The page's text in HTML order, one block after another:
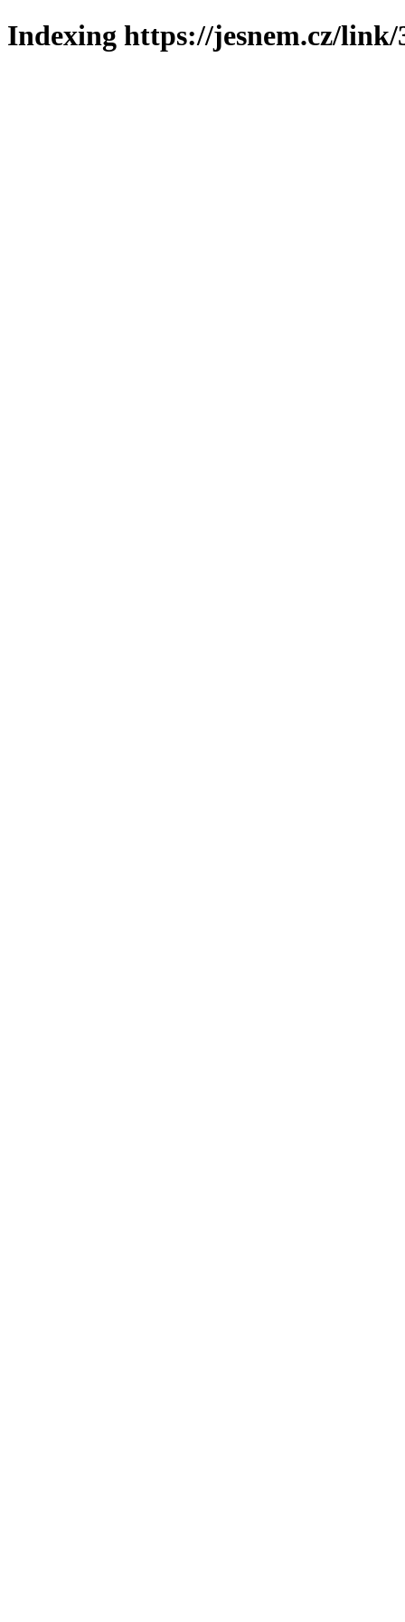
Indexing https://jesnem.cz/link/